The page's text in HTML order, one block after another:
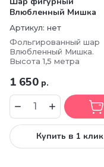
Влюбленный Мишка
Артикул: нет
Фольгированный шар
Влюбленный Мишка.
Высота 1,5 метра
1 650 р.
Купить в 1 клик